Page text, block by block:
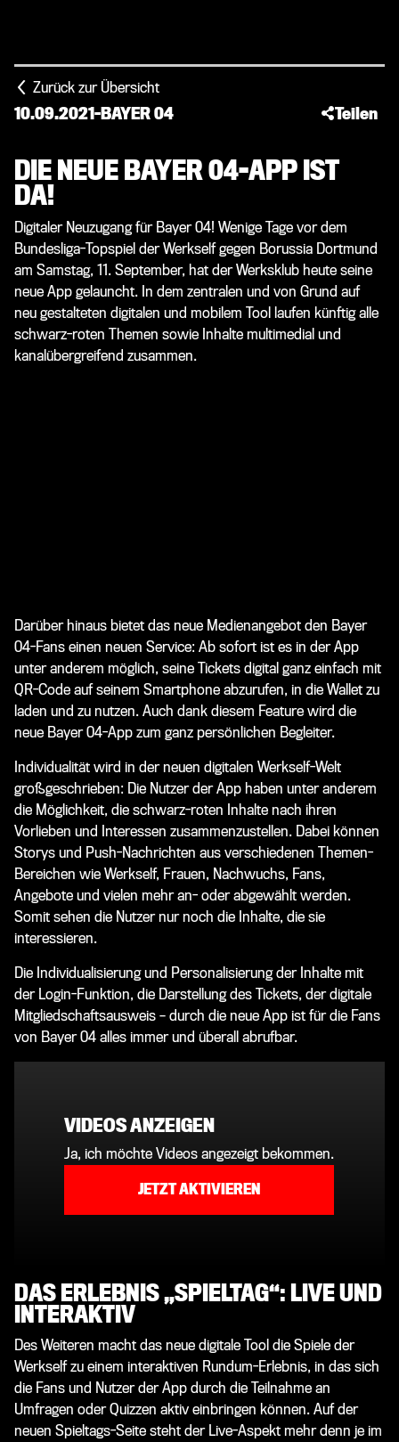
Zurück zur Übersicht
10.09.2021-BAYER 04 Teilen
DIE NEUE BAYER 04-APP IST
DA!
Digitaler Neuzugang für Bayer 04! Wenige Tage vor dem
Bundesliga-Topspiel der Werkself gegen Borussia Dortmund
am Samstag, 11. September, hat der Werksklub heute seine
neue App gelauncht. In dem zentralen und von Grund auf
neu gestalteten digitalen und mobilem Tool laufen künftig alle
schwarz-roten Themen sowie Inhalte multimedial und
kanalübergreifend zusammen.
Darüber hinaus bietet das neue Medienangebot den Bayer
04-Fans einen neuen Service: Ab sofort ist es in der App
unter anderem möglich, seine Tickets digital ganz einfach mit
QR-Code auf seinem Smartphone abzurufen, in die Wallet zu
laden und zu nutzen. Auch dank diesem Feature wird die
neue Bayer 04-App zum ganz persönlichen Begleiter.
Individualität wird in der neuen digitalen Werkself-Welt
großgeschrieben: Die Nutzer der App haben unter anderem
die Möglichkeit, die schwarz-roten Inhalte nach ihren
Vorlieben und Interessen zusammenzustellen. Dabei können
Storys und Push-Nachrichten aus verschiedenen Themen-
Bereichen wie Werkself, Frauen, Nachwuchs, Fans,
Angebote und vielen mehr an- oder abgewählt werden.
Somit sehen die Nutzer nur noch die Inhalte, die sie
interessieren.
Die Individualisierung und Personalisierung der Inhalte mit
der Login-Funktion, die Darstellung des Tickets, der digitale
Mitgliedschaftsausweis – durch die neue App ist für die Fans
von Bayer 04 alles immer und überall abrufbar.
VIDEOS ANZEIGEN
Ja, ich möchte Videos angezeigt bekommen.
JETZT AKTIVIEREN
DAS ERLEBNIS „SPIELTAG“: LIVE UND
INTERAKTIV
Des Weiteren macht das neue digitale Tool die Spiele der
Werkself zu einem interaktiven Rundum-Erlebnis, in das sich
die Fans und Nutzer der App durch die Teilnahme an
Umfragen oder Quizzen aktiv einbringen können. Auf der
neuen Spieltags-Seite steht der Live-Aspekt mehr denn je im